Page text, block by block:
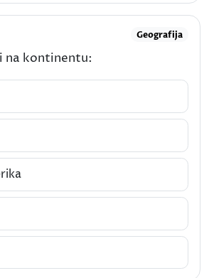
Geografija
na kontinentu: